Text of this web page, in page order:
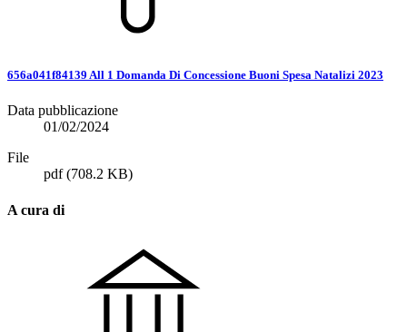
656a041f84139 All 1 Domanda Di Concessione Buoni Spesa Natalizi 2023
Data pubblicazione
01/02/2024
File
pdf(708.2 KB)
A cura di